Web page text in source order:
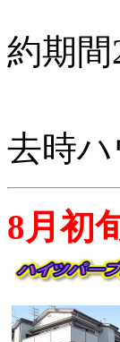
約期
去時
8月初